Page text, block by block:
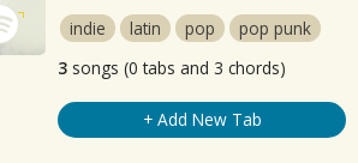
indie
latin pop
pop punk
3 songs (0 tabs and 3 chords)
+ Add New Tab